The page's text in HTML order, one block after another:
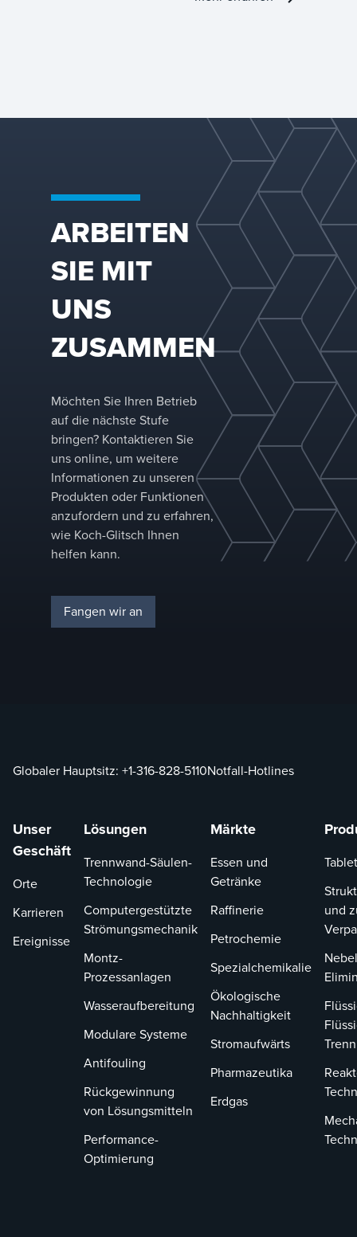
Tray-Technologie und
umfassenden
Branchenerfahrung
bieten wir das richtige
Tablett für Ihre
Anwendung und
passen
Konfigurationen an, um
die Leistung in Ihrer
spezifischen
Trennkolonne zu
optimieren.
ARBEITEN
SIE MIT
UNS
ZUSAMMEN
Möchten Sie Ihren Betrieb
auf die nächste Stufe
bringen? Kontaktieren Sie
uns online, um weitere
Informationen zu unseren
Produkten oder Funktionen
anzufordern und zu erfahren,
wie Koch-Glitsch Ihnen
helfen kann.
Fangen wir an
Globaler Hauptsitz: +1-316-828-5110Notfall-Hotlines
Unser
Geschäft
Orte
Karrieren
Ereignisse
Lösungen
Trennwand-Säulen-
Technologie
Computergestützte
Strömungsmechanik
Montz-
Prozessanlagen
Wasseraufbereitung
Modulare Systeme
Antifouling
Rückgewinnung
von Lösungsmitteln
Performance-
Optimierung
Märkte
Essen und
Getränke
Raffinerie
Petrochemie
Spezialchemikalie
Ökologische
Nachhaltigkeit
Stromaufwärts
Pharmazeutika
Erdgas
und